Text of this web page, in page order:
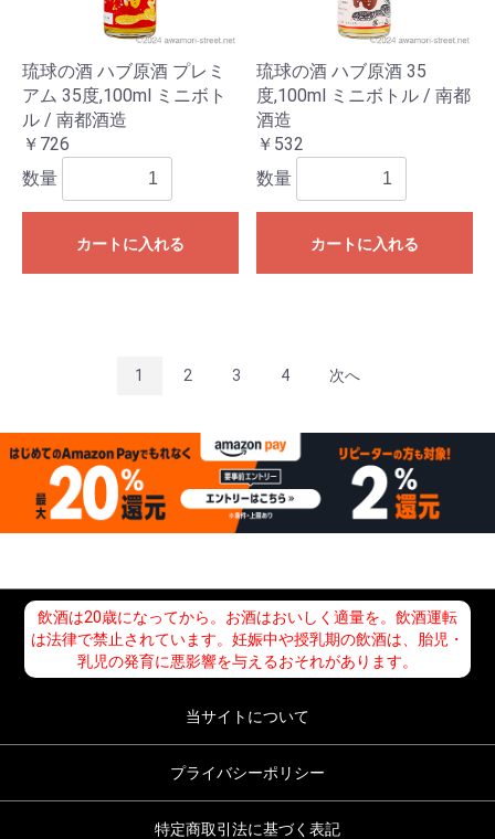
琉球の酒 ハブ原酒 プレミ
アム 35度,100ml ミニボト
ル / 南都酒造
￥726
数量
カートに入れる
琉球の酒 ハブ原酒 35
度,100ml ミニボトル / 南都
酒造
￥532
数量
カートに入れる
1 2 3 4 次へ
飲酒は20歳になってから。お酒はおいしく適量を。飲酒運転
は法律で禁止されています。妊娠中や授乳期の飲酒は、胎児・
乳児の発育に悪影響を与えるおそれがあります。
当サイトについて
プライバシーポリシー
特定商取引法に基づく表記